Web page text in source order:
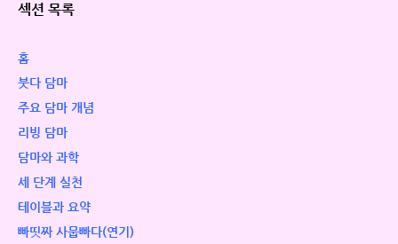
섹션 목록
홈
붓다 담마
주요 담마 개념
리빙 담마
담마와 과학
세 단계 실천
테이블과 요약
빠띳짜 사뭅빠다(연기)